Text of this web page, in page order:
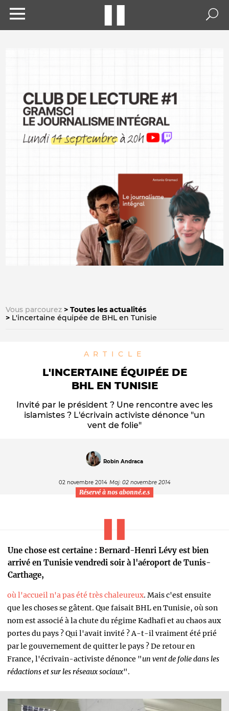
Vous parcourez
Toutes les actualités
L'incertaine équipée de BHL en Tunisie
ARTICLE
L'INCERTAINE ÉQUIPÉE DE
BHL EN TUNISIE
Invité par le président ? Une rencontre avec les
islamistes ? L'écrivain activiste dénonce "un
vent de folie"
Robin Andraca
02 novembre 2014 Maj: 02 novembre 2014
Réservé à nos abonné.e.s
Une chose est certaine : Bernard-Henri Lévy est bien
arrivé en Tunisie vendredi soir à l'aéroport de Tunis-
Carthage,
où l'accueil n'a pas été très chaleureux. Mais c'est ensuite
que les choses se gâtent. Que faisait BHL en Tunisie, où son
nom est associé à la chute du régime Kadhafi et au chaos aux
portes du pays ? Qui l'avait invité ? A-t-il vraiment été prié
par le gouvernement de quitter le pays ? De retour en
France, l'écrivain-activiste dénonce "un vent de folie dans les
rédactions et sur les réseaux sociaux".